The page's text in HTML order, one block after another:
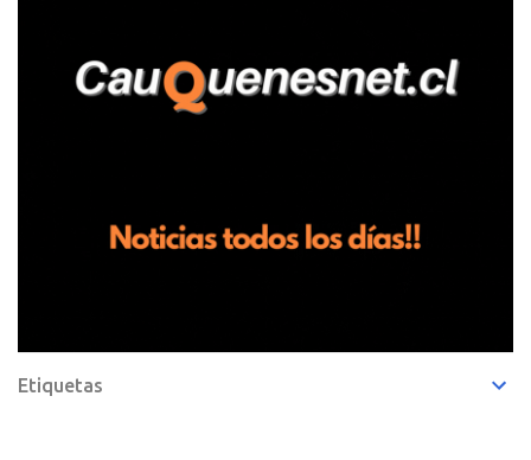
trabajadores, el edil descendió del vehículo y, en medio de la
confrontación, la habría tomado de los hombros, empujado al
suelo y agredido con golpes de pies y manos, mientr...
Etiquetas